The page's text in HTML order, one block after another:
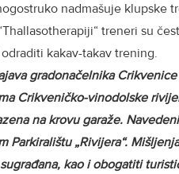
nadmašuje klupske
treneri su
kakav-takav trening.
gradonačelnika
Crikveničko-vinodolske
na krovu garaže.
Parkiralištu „Rivijera“.
kao i obogatiti